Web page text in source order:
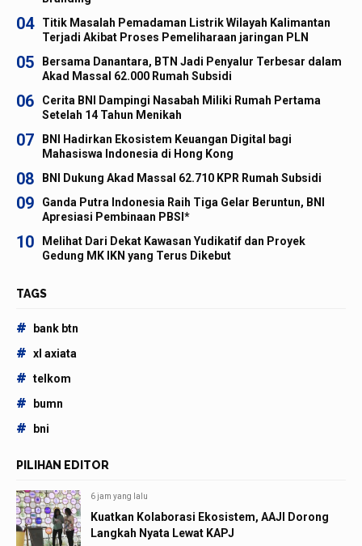
04
Titik Masalah Pemadaman Listrik Wilayah Kalimantan
Terjadi Akibat Proses Pemeliharaan jaringan PLN
05
Bersama Danantara, BTN Jadi Penyalur Terbesar dalam
Akad Massal 62.000 Rumah Subsidi
06
Cerita BNI Dampingi Nasabah Miliki Rumah Pertama
Setelah 14 Tahun Menikah
07
BNI Hadirkan Ekosistem Keuangan Digital bagi
Mahasiswa Indonesia di Hong Kong
08 BNI Dukung Akad Massal 62.710 KPR Rumah Subsidi
09
Ganda Putra Indonesia Raih Tiga Gelar Beruntun, BNI
Apresiasi Pembinaan PBSI*
10
Melihat Dari Dekat Kawasan Yudikatif dan Proyek
Gedung MK IKN yang Terus Dikebut
TAGS
# bank btn
# xl axiata
# telkom
# bumn
# bni
PILIHAN EDITOR
6 jam yang lalu
Kuatkan Kolaborasi Ekosistem, AAJI Dorong
Langkah Nyata Lewat KAPJ